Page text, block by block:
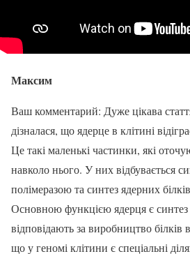
Максим
Ваш комментарий: Дуже цікава
дізналася, що ядерце в клітині
Це такі маленькі частинки, які
навколо нього. У них відбувається
полімеразою та синтез ядерних
Основною функцією ядерця є синтез
відповідають за виробництво білків
що у геномі клітини є спеціальні